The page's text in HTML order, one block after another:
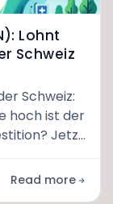
Lohnt
Schweiz
Schweiz:
hoch ist der
Jetzt
Read more